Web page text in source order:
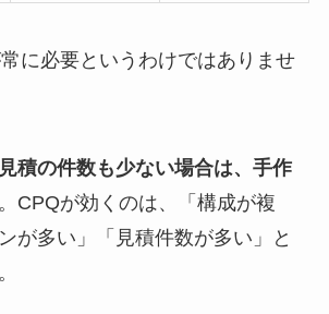
に必要というわけではありませ
積の件数も少ない場合は、手作
CPQが効くのは、「構成が複
が多い」「見積件数が多い」と